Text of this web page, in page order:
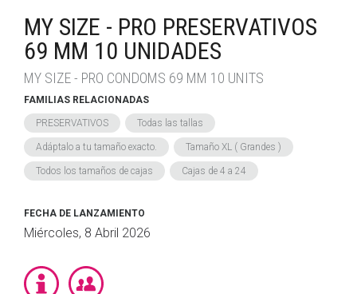
MY SIZE - PRO PRESERVATIVOS
69 MM 10 UNIDADES
MY SIZE - PRO CONDOMS 69 MM 10 UNITS
FAMILIAS RELACIONADAS
PRESERVATIVOS Todas las tallas
Adáptalo a tu tamaño exacto. Tamaño XL ( Grandes )
Todos los tamaños de cajas Cajas de 4 a 24
FECHA DE LANZAMIENTO
Miércoles, 8 Abril 2026